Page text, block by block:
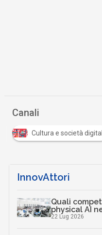
Canali
Cultura e società
InnovAttori
Quali
physical AI
22 Lug 2026